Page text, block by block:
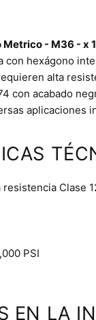
- M36 - x
hexágono
alta
con acabado
aplicaciones
Clase
PSI
EN LA